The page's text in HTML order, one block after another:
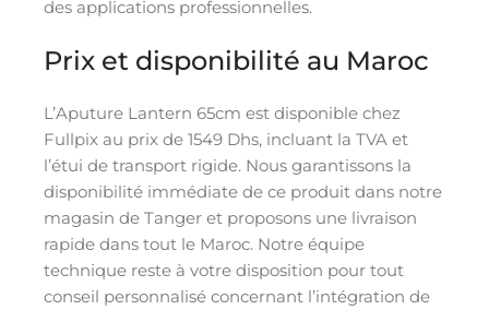
des applications professionnelles.
Prix et disponibilité au Maroc
L’Aputure Lantern 65cm est disponible chez
Fullpix au prix de 1549 Dhs, incluant la TVA et
l’étui de transport rigide. Nous garantissons la
disponibilité immédiate de ce produit dans notre
magasin de Tanger et proposons une livraison
rapide dans tout le Maroc. Notre équipe
technique reste à votre disposition pour tout
conseil personnalisé concernant l’intégration de